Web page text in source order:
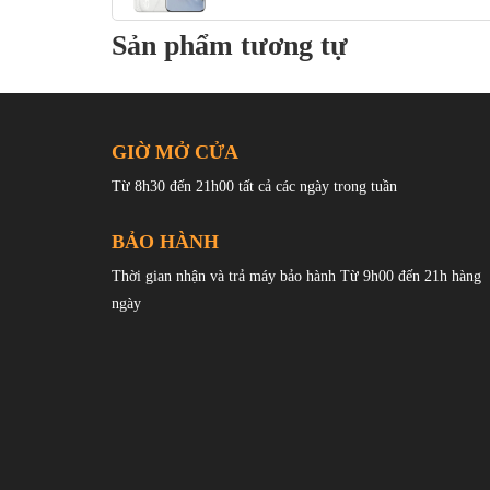
Màu sắc củaHonor Magic6 Pro :Đen, Xanh lục, Xanh
Ở mặt trước, màn hình OLED được bảo vệ bởi tấm chắn
nhưng hãng cho biết nó có “khả năng chống rơi gấp 10
SGS”. Mặt kính được làm cong ở hai bên cũng như về
Sản phẩm tương tự
GIỜ MỞ CỬA
Từ 8h30 đến 21h00 tất cả các ngày trong tuần
BẢO HÀNH
Thời gian nhận và trả máy bảo hành Từ 9h00 đến 21h hàng
ngày